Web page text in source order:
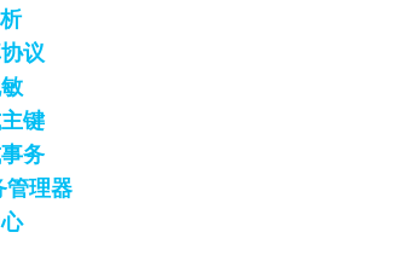
议
键
务
管理器